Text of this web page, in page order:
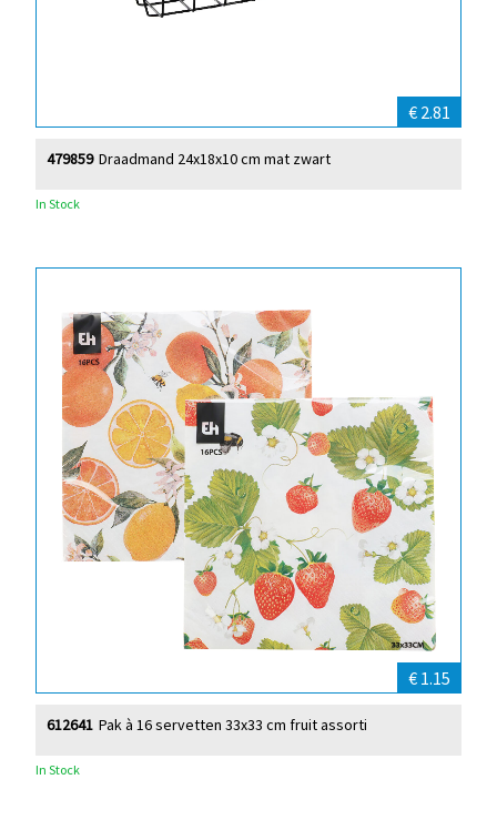
€ 2.81
Draadmand 24x18x10 cm mat zwart
479859
In Stock
€ 1.15
Pak à 16 servetten 33x33 cm fruit assorti
612641
In Stock